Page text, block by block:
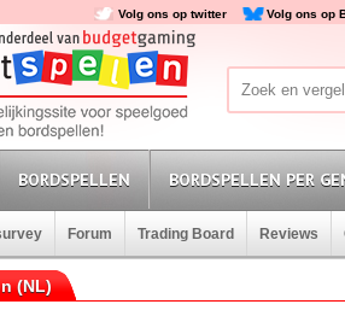
Volg ons op twitter Volg ons op
BORDSPELLEN BORDSPELLEN PER
Forum Trading Board Reviews
(NL)